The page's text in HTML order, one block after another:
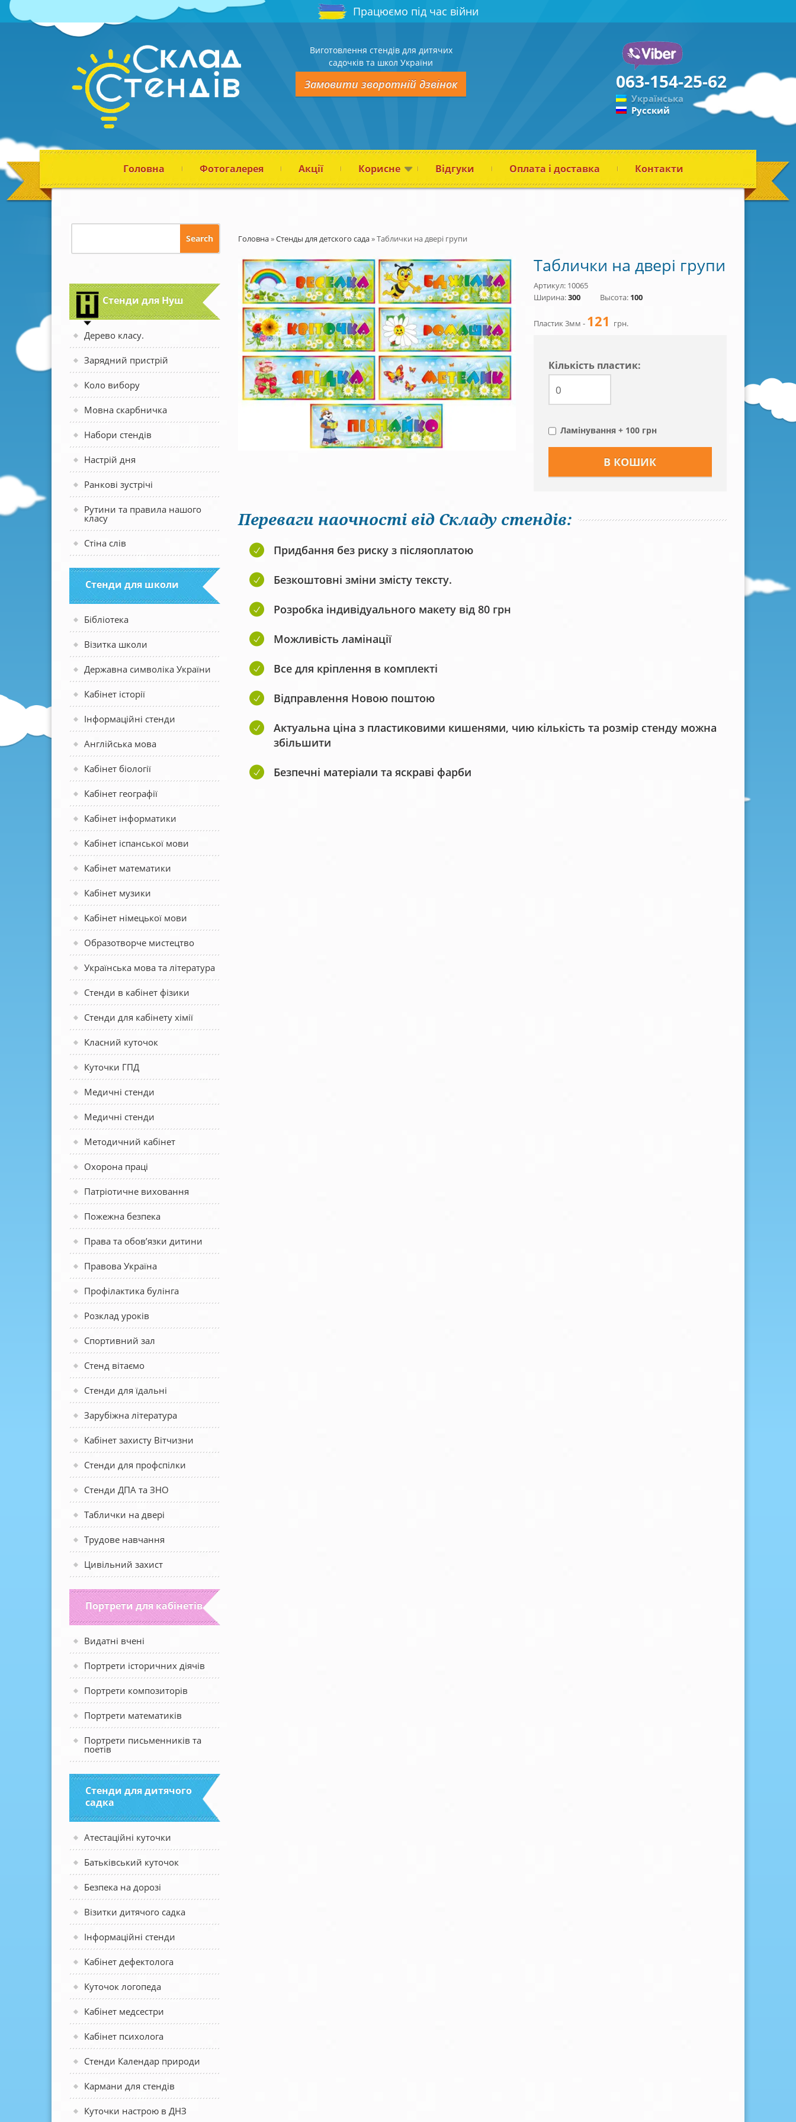
Працюємо під час війни
Виготовлення стендів для дитячих
садочків та школ України
Замовити зворотній дзвінок 063-154-25-62
Українська
Русский
Головна Фотогалерея Акції Корисне Відгуки Оплата і доставка Контакти
Стенди для Нуш
Дерево класу.
Зарядний пристрій
Коло вибору
Мовна скарбничка
Набори стендів
Настрій дня
Ранкові зустрічі
Рутини та правила нашого
класу
Стіна слів
Стенди для школи
Бібліотека
Візитка школи
Державна символіка України
Кабінет історії
Інформаційні стенди
Англійська мова
Кабінет біології
Кабінет географії
Кабінет інформатики
Кабінет іспанської мови
Кабінет математики
Кабінет музики
Кабінет німецької мови
Образотворче мистецтво
Українська мова та література
Стенди в кабінет фізики
Стенди для кабінету хімії
Класний куточок
Куточки ГПД
Медичні стенди
Медичні стенди
Методичний кабінет
Охорона праці
Патріотичне виховання
Пожежна безпека
Права та обов’язки дитини
Правова Україна
Профілактика булінга
Розклад уроків
Спортивний зал
Стенд вітаємо
Стенди для їдальні
Зарубіжна література
Кабінет захисту Вітчизни
Стенди для профспілки
Стенди ДПА та ЗНО
Таблички на двері
Трудове навчання
Цивільний захист
Портрети для кабінетів
Видатні вчені
Портрети історичних діячів
Портрети композиторів
Портрети математиків
Портрети письменників та
поетів
Стенди для дитячого
садка
Атестаційні куточки
Батьківський куточок
Безпека на дорозі
Візитки дитячого садка
Інформаційні стенди
Кабінет дефектолога
Куточок логопеда
Кабінет медсестри
Кабінет психолога
Стенди Календар природи
Кармани для стендів
Куточки настрою в ДНЗ
Головна»Стенды для детского сада»Таблички на двері групи
Таблички на двері групи
Артикул: 10065
Ширина:300 Высота: 100
Пластик 3мм - 121 грн.
Кiлькiсть пластик:
Ламінування + 100 грн
Переваги наочності від Складу стендів:
Придбання без риску з післяоплатою
Безкоштовні зміни змісту тексту.
Розробка індивідуального макету від 80 грн
Можливість ламінації
Все для кріплення в комплекті
Відправлення Новою поштою
Актуальна ціна з пластиковими кишенями, чию кількість та розмір стенду можна
збільшити
Безпечні матеріали та яскраві фарби